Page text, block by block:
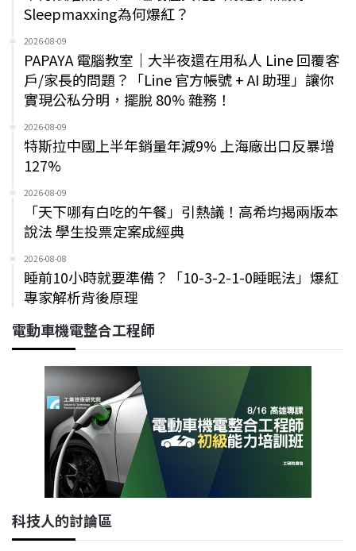
Sleepmaxxing為何爆紅？
2026-08-09
PAPAYA 電腦教室｜大半夜還在用私人 Line 回覆客
戶/家長的問題？「Line 官方帳號 + AI 助理」讓你
實現公私分明，擺脫 80% 雜務！
2026-08-09
特斯拉中國上半年銷量年減9% 上海廠出口反暴增
127%
2026-08-09
「天下哪有白吃的午餐」引熱議！高希均揭兩版本
說法 學生投票定案成經典
2026-08-08
睡前10小時就要準備？「10-3-2-1-0睡眠法」爆紅
專家解析背後原理
電動車機電整合工程師
科技人的討論區